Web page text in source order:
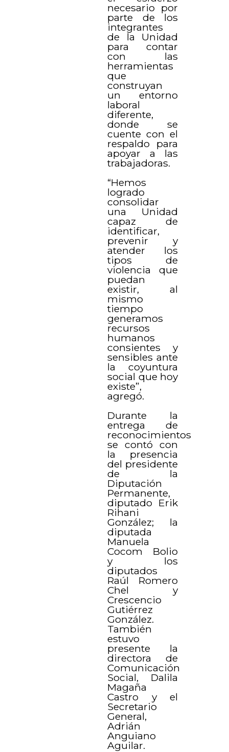
necesario por
parte de los
integrantes
de la Unidad
para contar
con las
herramientas
que
construyan
un entorno
laboral
diferente,
donde se
cuente con el
respaldo para
apoyar a las
trabajadoras.
“Hemos
logrado
consolidar
una Unidad
capaz de
identificar,
prevenir y
atender los
tipos de
violencia que
puedan
existir, al
mismo
tiempo
generamos
recursos
humanos
consientes y
sensibles ante
la coyuntura
social que hoy
existe”,
agregó.
Durante la
entrega de
reconocimientos
se contó con
la presencia
del presidente
de la
Diputación
Permanente,
diputado Erik
Rihani
González; la
diputada
Manuela
Cocom Bolio
y los
diputados
Raúl Romero
Chel y
Crescencio
Gutiérrez
González.
También
estuvo
presente la
directora de
Comunicación
Social, Dalila
Magaña
Castro y el
Secretario
General,
Adrián
Anguiano
Aguilar.